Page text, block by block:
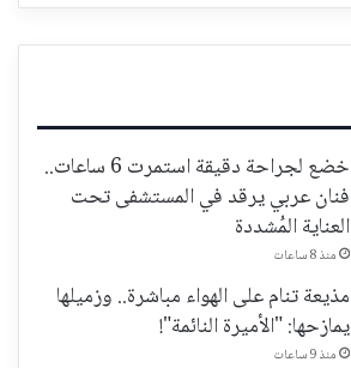
خضع لجراحة دقيقة استمرت 6 ساعات..
فنان عربي يرقد في المستشفى تحت
العناية المُشددة
منذ 8 ساعات
مذيعة تنام على الهواء مباشرة.. وزميلها
يمازحها: "الأميرة النائمة"!
منذ 9 ساعات